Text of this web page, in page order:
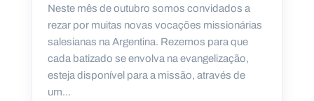
Neste mês de outubro somos convidados a
rezar por muitas novas vocações missionárias
salesianas na Argentina. Rezemos para que
cada batizado se envolva na evangelização,
esteja disponível para a missão, através de
um...